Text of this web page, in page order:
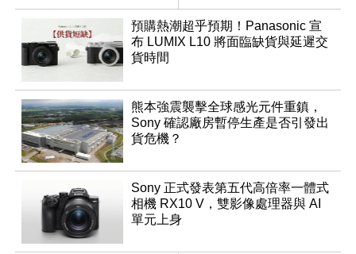
調編輯
預購熱潮超乎預期！Panasonic 宣
布 LUMIX L10 將面臨缺貨與延遲交
貨時間
熊本強震襲擊全球感光元件重鎮，
Sony 確認廠房暫停生產是否引發出
貨危機？
Sony 正式發表第五代高倍率一體式
相機 RX10 V，雙影像處理器與 AI
單元上身